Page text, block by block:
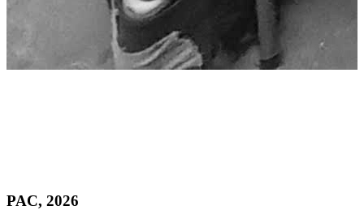
PAC, 2026